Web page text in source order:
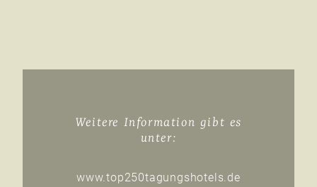
Weitere Information gibt es
unter:
www.top250tagungshotels.de